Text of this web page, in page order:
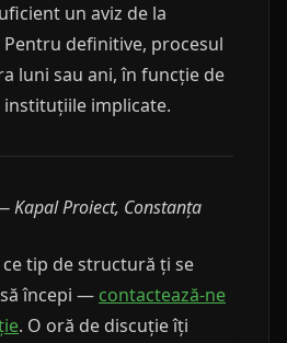
un aviz de la
definitive, procesul
luni sau ani, în funcție de
implicate.
Kapal Proiect, Constanța
tip de structură ți se
începi — contactează-ne
. O oră de discuție îți